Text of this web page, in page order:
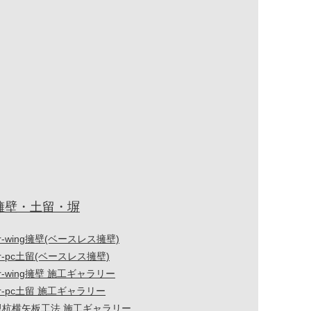
壁・土留・塀
wing擁壁(ベースレス擁壁)
pc土留(ベースレス擁壁)
wing擁壁 施工ギャラリー
pc土留 施工ギャラリー
杭横矢板工法 施工ギャラリー